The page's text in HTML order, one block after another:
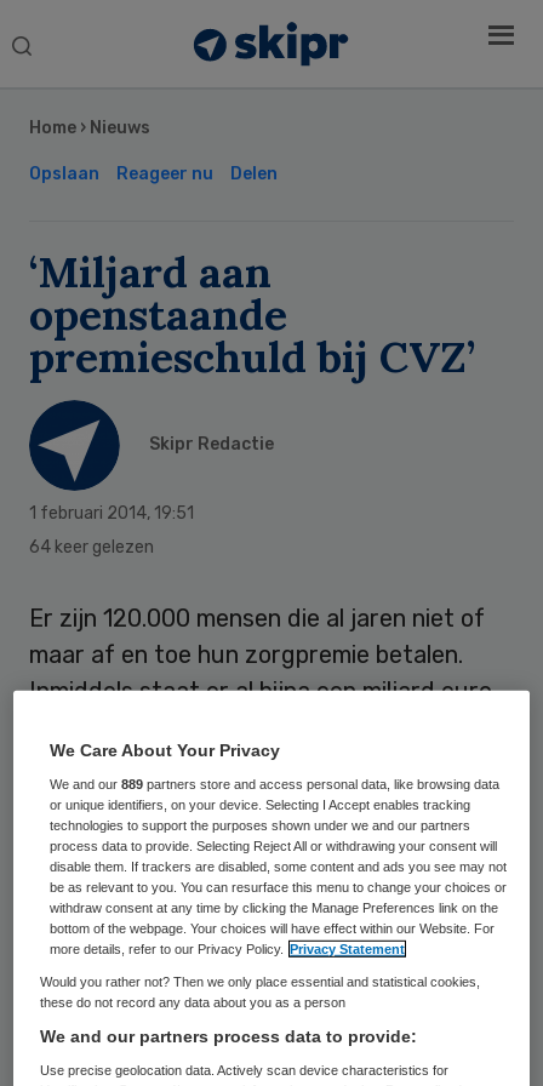
Search
Home › Nieuws
Opslaan Reageer nu Delen
‘Miljard aan
openstaande
premieschuld bij CVZ’
Skipr Redactie
1 februari 2014, 19:51
64 keer gelezen
Er zijn 120.000 mensen die al jaren niet of
maar af en toe hun zorgpremie betalen.
Inmiddels staat er al bijna een miljard euro
maandelijks met 20 miljoen euro. Dat blijkt
uit onderzoek van RTL Nieuws.
Mensen die 6 maanden niet betalen, komen
in de wanbetalersregeling. Vanaf dat
moment betaalt het College voor
Zorgverzekeringen (CVS) de premie aan de
verzekeraar, en legt het de wanbetaler een
premie plus 30 procent boete op. Voor
nieuwe gevallen werkt dat redelijk, maar
Sidebar
We Care About Your Privacy
We and our889 partners store and access personal data, like browsing data
or unique identifiers, on your device. Selecting I Accept enables tracking
technologies to support the purposes shown under we and our partners
process data to provide. Selecting Reject All or withdrawing your consent will
disable them. If trackers are disabled, some content and ads you see may not
be as relevant to you. You can resurface this menu to change your choices or
withdraw consent at any time by clicking the Manage Preferences link on the
bottom of the webpage. Your choices will have effect within our Website. For
more details, refer to our Privacy Policy.
Privacy Statement
Would you rather not? Then we only place essential and statistical cookies,
these do not record any data about you as a person
We and our partners process data to provide:
Use precise geolocation data. Actively scan device characteristics for